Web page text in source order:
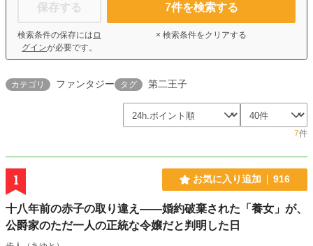
保存する
検索条件の保存には ロ
グインが必要です。
7件を検索する
× 検索条件をクリアする
カテゴリ ファンタジー タグ 第二王子
7件
1 お気に入り追加 916
十八年前の赤子の取り違え——婚約破棄された「養女」が、
公爵家のただ一人の正統な令嬢だと判明した日